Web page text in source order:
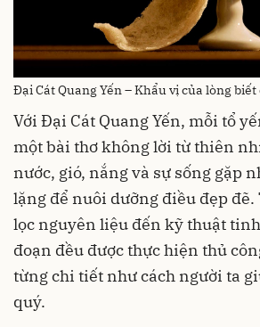
Đại Cát Quang Yến – Khẩu vị của lòng biết
Với Đại Cát Quang Yến, mỗi tổ
một bài thơ không lời từ thiên
nước, gió, nắng và sự sống gặp
lặng để nuôi dưỡng điều đẹp đẽ.
lọc nguyên liệu đến kỹ thuật
đoạn đều được thực hiện thủ
từng chi tiết như cách người ta
quý.